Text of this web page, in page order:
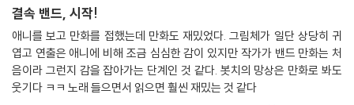
결속 밴드, 시작!
애니를 보고 만화를 접했는데 만화도 재밌었다. 그림체가 일단 상당히 귀
엽고 연출은 애니에 비해 조금 심심한 감이 있지만 작가가 밴드 만화는 처
음이라 그런지 감을 잡아가는 단계인 것 같다. 봇치의 망상은 만화로 봐도
웃기다 ㅋㅋ 노래 들으면서 읽으면 훨씬 재밌는 것 같다